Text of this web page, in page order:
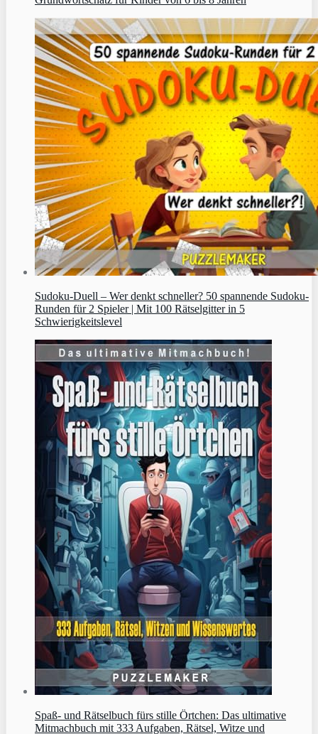
Sudoku‑Duell – Wer denkt schneller? 50 spannende Sudoku-
Runden für 2 Spieler | Mit 100 Rätselgitter in 5
Schwierigkeitslevel
Spaß- und Rätselbuch fürs stille Örtchen: Das ultimative
Mitmachbuch mit 333 Aufgaben, Rätsel, Witze und